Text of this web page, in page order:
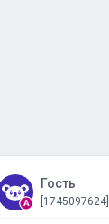
Гость
[1745097624]